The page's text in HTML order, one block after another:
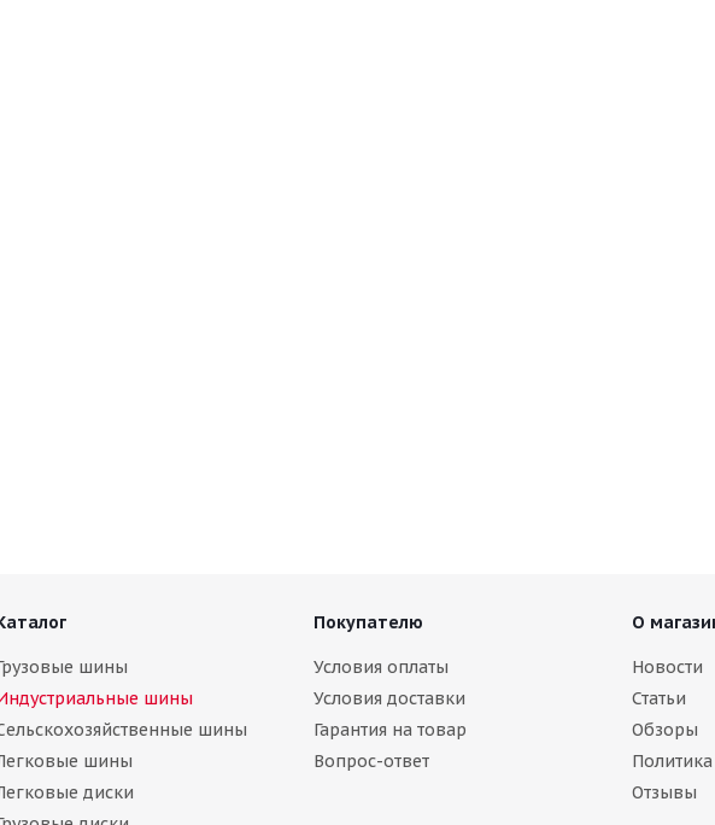
шины
шины
шины
шины
диски
Покупателю
Условия оплаты
Условия доставки
Гарантия на товар
Вопрос-ответ
О
Новости
Статьи
Обзоры
Политика
Отзывы